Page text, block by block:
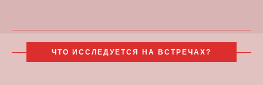
ЧТО ИССЛЕДУЕТСЯ НА ВСТРЕЧАХ?